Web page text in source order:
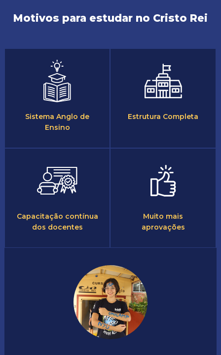
Motivos para estudar no Cristo Rei
Sistema Anglo de
Ensino
Estrutura Completa
Capacitação contínua
dos docentes
Muito mais
aprovações